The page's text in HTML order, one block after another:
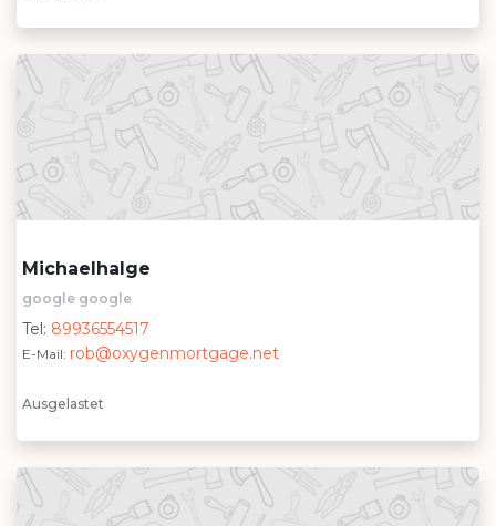
Michaelhalge
google google
Tel: 89936554517
E-Mail: rob@oxygenmortgage.net
Ausgelastet